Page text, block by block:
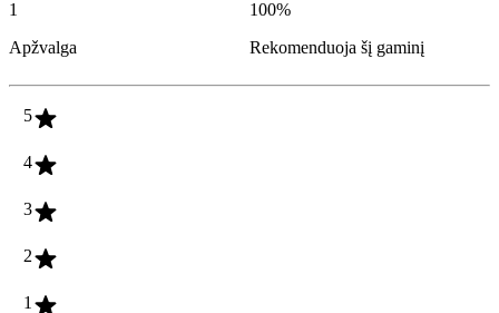
1
Apžvalga
100%
Rekomenduoja šį gaminį
5
4
3
2
1